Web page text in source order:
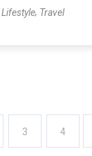
Lifestyle, Travel
3 4